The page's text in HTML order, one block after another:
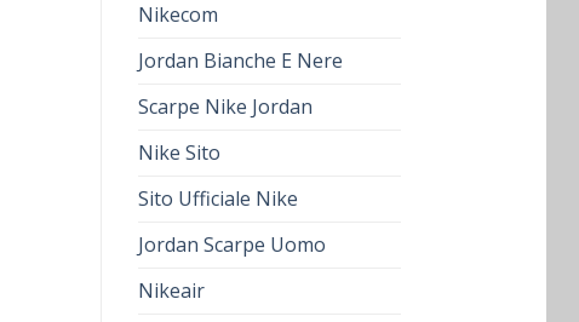
Nikecom
Jordan Bianche E Nere
Scarpe Nike Jordan
Nike Sito
Sito Ufficiale Nike
Jordan Scarpe Uomo
Nikeair